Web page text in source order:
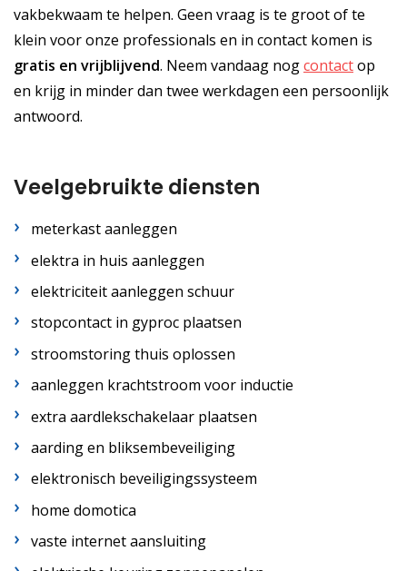
vakbekwaam te helpen. Geen vraag is te groot of te
klein voor onze professionals en in contact komen is
gratis en vrijblijvend. Neem vandaag nogcontactop
en krijg in minder dan twee werkdagen een persoonlijk
antwoord.
Veelgebruikte diensten
meterkast aanleggen
elektra in huis aanleggen
elektriciteit aanleggen schuur
stopcontact in gyproc plaatsen
stroomstoring thuis oplossen
aanleggen krachtstroom voor inductie
extra aardlekschakelaar plaatsen
aarding en bliksembeveiliging
elektronisch beveiligingssysteem
home domotica
vaste internet aansluiting